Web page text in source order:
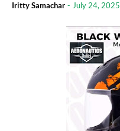
Iritty Samachar - July 24, 2025